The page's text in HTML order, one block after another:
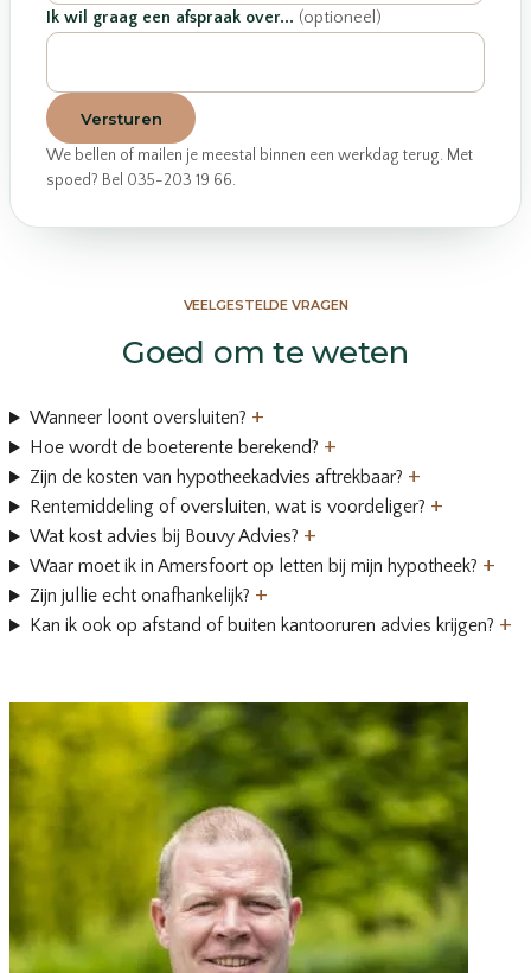
Ik wil graag een afspraak over... (optioneel)
Versturen
We bellen of mailen je meestal binnen een werkdag terug. Met
spoed? Bel 035-203 19 66.
VEELGESTELDE VRAGEN
Goed om te weten
Wanneer loont oversluiten? +
Hoe wordt de boeterente berekend? +
Zijn de kosten van hypotheekadvies aftrekbaar? +
Rentemiddeling of oversluiten, wat is voordeliger? +
Wat kost advies bij Bouvy Advies? +
Waar moet ik in Amersfoort op letten bij mijn hypotheek? +
Zijn jullie echt onafhankelijk? +
Kan ik ook op afstand of buiten kantooruren advies krijgen? +